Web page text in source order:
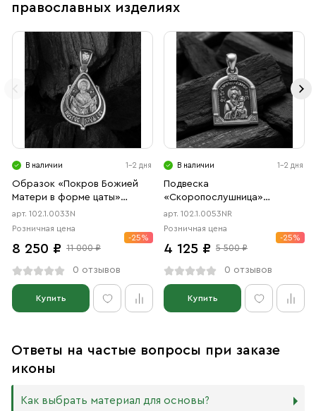
православных изделиях
В наличии 1-2 дня
Образок «Покров Божией
Матери в форме цаты»
чернение
арт. 102.1.0033N
Розничная цена
8 250 ₽ 11 000 ₽
-25%
0 отзывов
Купить
В наличии 1-2 дня
Подвеска
«Скоропослушница»
чернение, родий
арт. 102.1.0053NR
Розничная цена
4 125 ₽ 5 500 ₽
-25%
0 отзывов
Купить
Ответы на частые вопросы при заказе
иконы
Как выбрать материал для основы?